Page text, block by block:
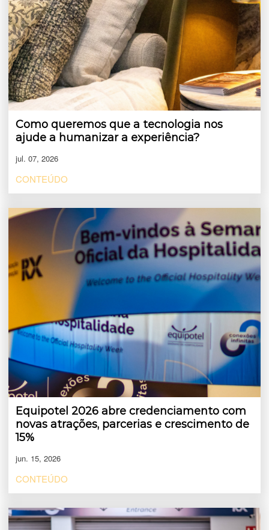
Como queremos que a tecnologia nos
ajude a humanizar a experiência?
jul. 07, 2026
CONTEÚDO
Equipotel 2026 abre credenciamento com
novas atrações, parcerias e crescimento de
15%
jun. 15, 2026
CONTEÚDO